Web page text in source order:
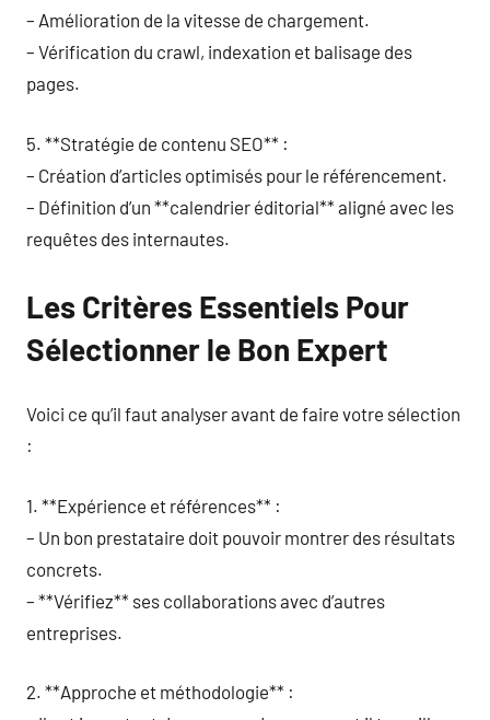
– Amélioration de la vitesse de chargement.
– Vérification du crawl, indexation et balisage des
pages.
5. **Stratégie de contenu SEO** :
– Création d’articles optimisés pour le référencement.
– Définition d’un **calendrier éditorial** aligné avec les
requêtes des internautes.
Les Critères Essentiels Pour
Sélectionner le Bon Expert
Voici ce qu’il faut analyser avant de faire votre sélection
:
1. **Expérience et références** :
– Un bon prestataire doit pouvoir montrer des résultats
concrets.
– **Vérifiez** ses collaborations avec d’autres
entreprises.
2. **Approche et méthodologie** :